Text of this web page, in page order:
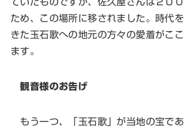
ため、この場所に移されました。時代
きた玉石歌への地元の方々の愛着がこ
ます。
観音様のお告げ
もう一つ、「玉石歌」が当地の宝で